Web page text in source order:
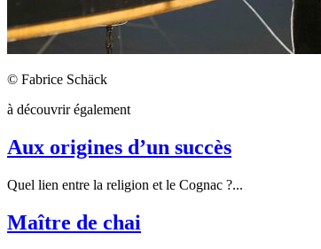
© Fabrice Schäck
à découvrir également
Aux origines d’un succès
Quel lien entre la religion et le Cognac ?...
Maître de chai